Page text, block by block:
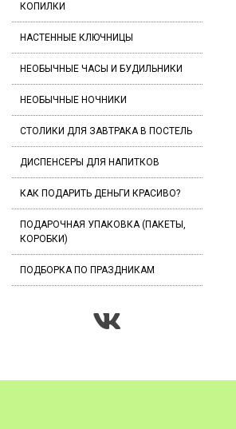
КОПИЛКИ
НАСТЕННЫЕ КЛЮЧНИЦЫ
НЕОБЫЧНЫЕ ЧАСЫ И БУДИЛЬНИКИ
НЕОБЫЧНЫЕ НОЧНИКИ
СТОЛИКИ ДЛЯ ЗАВТРАКА В ПОСТЕЛЬ
ДИСПЕНСЕРЫ ДЛЯ НАПИТКОВ
КАК ПОДАРИТЬ ДЕНЬГИ КРАСИВО?
ПОДАРОЧНАЯ УПАКОВКА (ПАКЕТЫ,
КОРОБКИ)
ПОДБОРКА ПО ПРАЗДНИКАМ